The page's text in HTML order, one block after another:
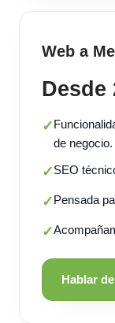
Web a
Desde
✓
de negocio.
✓SEO
✓Pensada
✓
Hablar